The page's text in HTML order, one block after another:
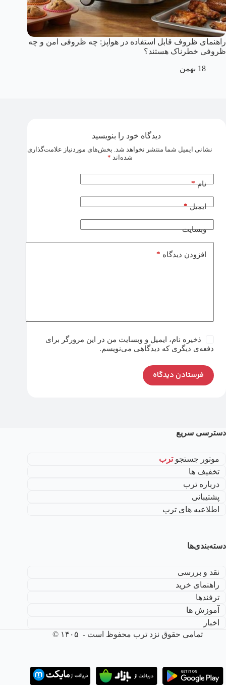
راهنمای ظروف قابل استفاده در هواپز: چه ظروفی امن و چه
ظروفی خطرناک هستند؟
18 بهمن
دیدگاه خود را بنویسید
نشانی ایمیل شما منتشر نخواهد شد. بخش‌های موردنیاز علامت‌گذاری
شده‌اند *
نام*
ایمیل*
وبسایت
افزودن دیدگاه *
ذخیره نام، ایمیل و وبسایت من در این مرورگر برای
دفعه‌ی دیگری که دیدگاهی می‌نویسم.
فرستادن دیدگاه
دسترسی سریع
موتور جستجوترب
تخفیف ها
درباره ترب
پشتیبانی
اطلاعیه های ترب
دسته‌بندی‌ها
نقد و بررسی
راهنمای خرید
ترفندها
آموزش ها
اخبار
تمامی حقوق نزد ترب محفوظ است - ۱۴۰۵ ©